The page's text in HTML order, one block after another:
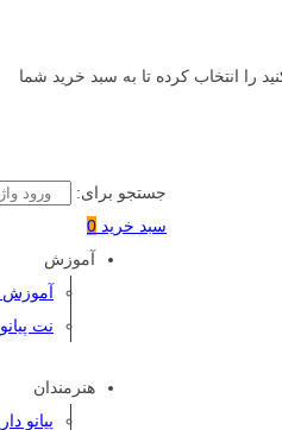
را انتخاب کرده تا به سبد خرید شما
جستجو برای:
سبد خرید 0
آموزش
آموزش
نت پیانو
هنرمندان
پیانو